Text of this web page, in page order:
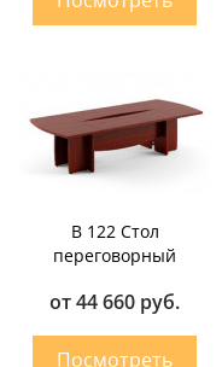
B 122 Стол
переговорный
от 44 660 руб.